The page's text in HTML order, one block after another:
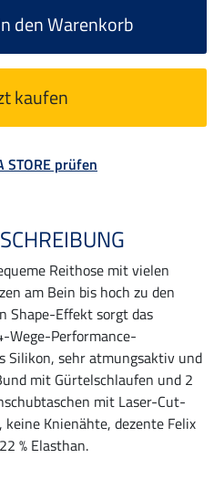
den Warenkorb
kaufen
prüfen
Reithose mit vielen
am Bein bis hoch zu den
Shape-Effekt sorgt das
Wege-Performance-
Silikon, sehr atmungsaktiv und
mit Gürtelschlaufen und 2
mit Laser-Cut-
Knienähte, dezente Felix
% Elasthan.